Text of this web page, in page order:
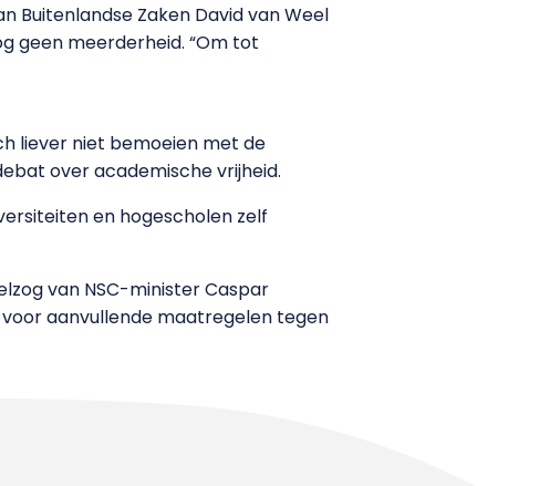
Buitenlandse Zaken David van Weel
geen meerderheid. “Om tot
liever niet bemoeien met de
over academische vrijheid.
en hogescholen zelf
van NSC-minister Caspar
aanvullende maatregelen tegen